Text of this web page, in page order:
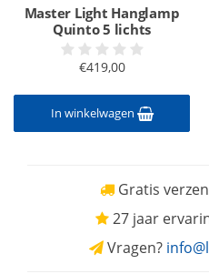
Master Light Hanglamp
Quinto 5 lichts
€419,00
In winkelwagen
Gratis
27 jaar
Vragen?